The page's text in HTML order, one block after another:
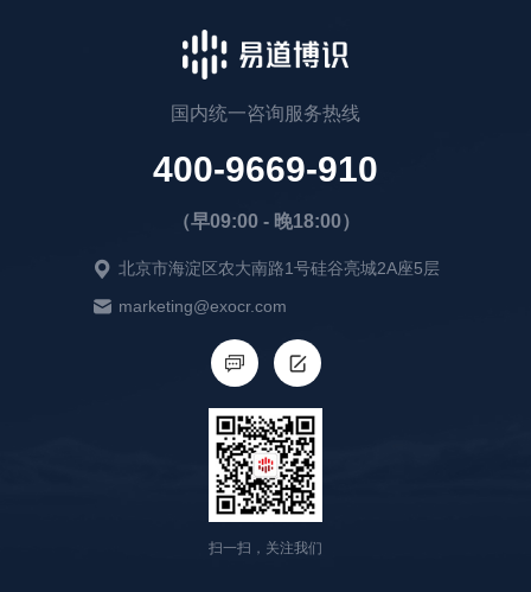
国内统一咨询服务热线
400-9669-910
（早09:00 - 晚18:00）
北京市海淀区农大南路1号硅谷亮城2A座5层
marketing@exocr.com
扫一扫，关注我们